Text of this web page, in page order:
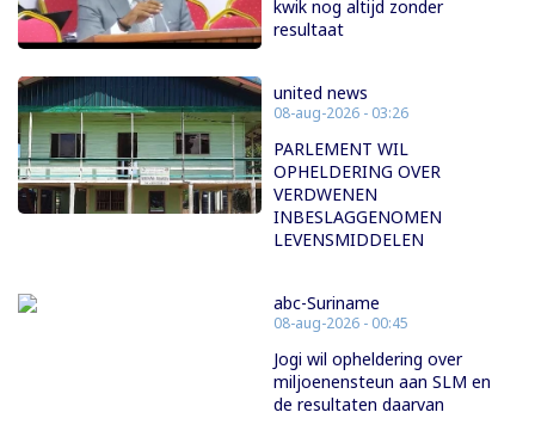
kwik nog altijd zonder
resultaat
united news
08-aug-2026 - 03:26
PARLEMENT WIL
OPHELDERING OVER
VERDWENEN
INBESLAGGENOMEN
LEVENSMIDDELEN
abc-Suriname
08-aug-2026 - 00:45
Jogi wil opheldering over
miljoenensteun aan SLM en
de resultaten daarvan